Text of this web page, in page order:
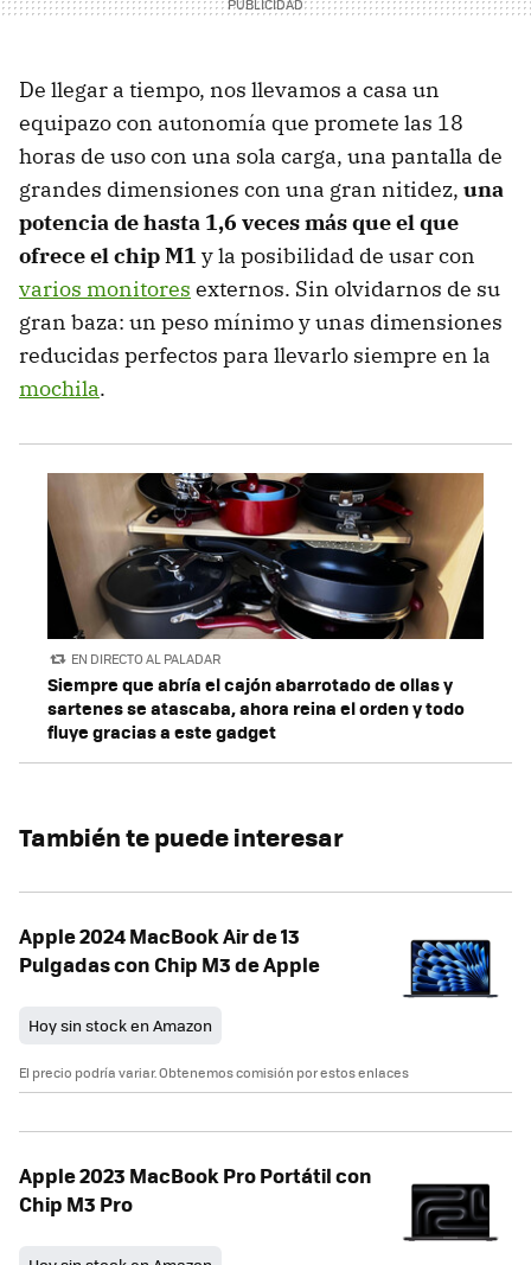
De llegar a tiempo, nos llevamos a casa un
equipazo con autonomía que promete las 18
horas de uso con una sola carga, una pantalla de
grandes dimensiones con una gran nitidez, una
potencia de hasta 1,6 veces más que el que
ofrece el chip M1 y la posibilidad de usar con
varios monitores externos. Sin olvidarnos de su
gran baza: un peso mínimo y unas dimensiones
reducidas perfectos para llevarlo siempre en la
mochila.
EN DIRECTO AL PALADAR
Siempre que abría el cajón abarrotado de ollas y
sartenes se atascaba, ahora reina el orden y todo
fluye gracias a este gadget
También te puede interesar
Apple 2024 MacBook Air de 13
Pulgadas con Chip M3 de Apple
Hoy sin stock en Amazon
El precio podría variar. Obtenemos comisión por estos enlaces
Apple 2023 MacBook Pro Portátil con
Chip M3 Pro